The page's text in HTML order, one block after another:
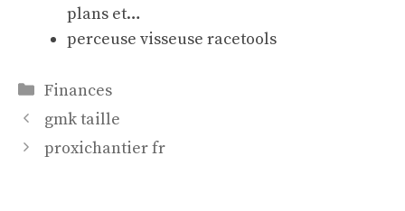
plans et…
perceuse visseuse racetools
Catégories
Finances
gmk taille
proxichantier fr